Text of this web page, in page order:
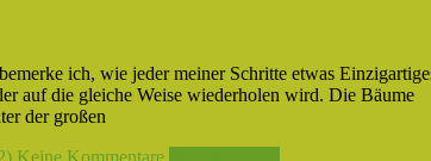
ich, wie jeder meiner Schritte etwas
auf die gleiche Weise wiederholen wird. Die Bäume
der großen
Keine Kommentare